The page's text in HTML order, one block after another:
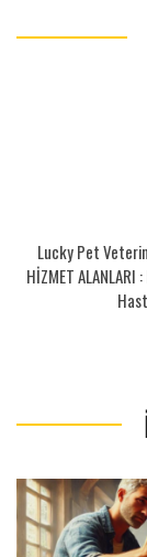
Lucky Pet
HİZMET ALANLARI